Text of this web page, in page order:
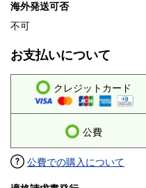
海外発送可否
不可
お支払いについて
クレジットカード
公費
公費での購入について